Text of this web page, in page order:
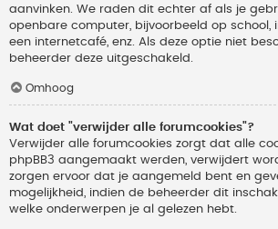
aanvinken. We raden dit echter af als je
openbare computer, bijvoorbeeld op school,
een internetcafé, enz. Als deze optie niet
beheerder deze uitgeschakeld.
Omhoog
Wat doet "verwijder alle forumcookies"?
Verwijder alle forumcookies zorgt dat alle
phpBB3 aangemaakt werden, verwijdert
zorgen ervoor dat je aangemeld bent en
mogelijkheid, indien de beheerder dit
welke onderwerpen je al gelezen hebt.